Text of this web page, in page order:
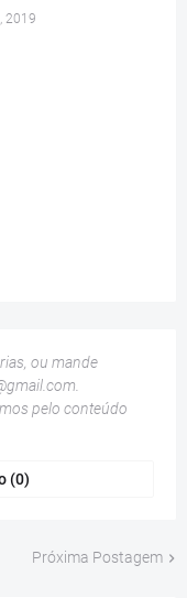
2019
ou mande
pelo conteúdo
(0)
Próxima Postagem